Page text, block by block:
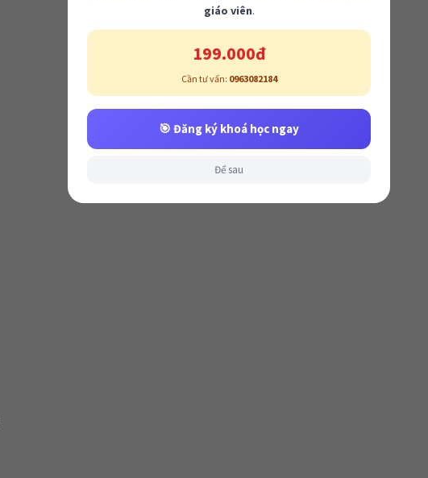
giáo viên.
199.000đ
Cần tư vấn: 0963082184
🎯 Đăng ký khoá học ngay
Để sau